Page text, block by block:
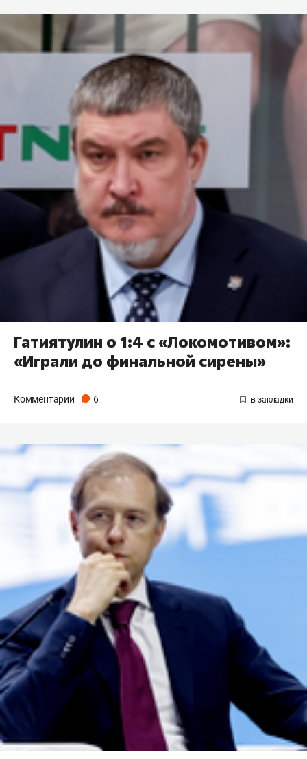
Гатиятулин о 1:4 с «Локомотивом»:
«Играли до финальной сирены»
Комментарии 6